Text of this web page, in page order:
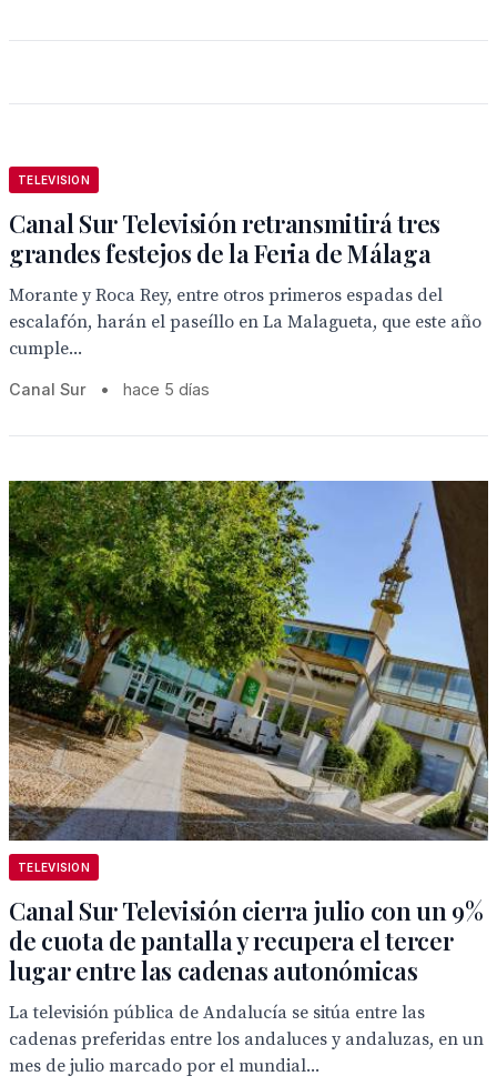
TELEVISION
Canal Sur Televisión retransmitirá tres
grandes festejos de la Feria de Málaga
Morante y Roca Rey, entre otros primeros espadas del
escalafón, harán el paseíllo en La Malagueta, que este año
cumple...
Canal Sur • hace 5 días
TELEVISION
Canal Sur Televisión cierra julio con un 9%
de cuota de pantalla y recupera el tercer
lugar entre las cadenas autonómicas
La televisión pública de Andalucía se sitúa entre las
cadenas preferidas entre los andaluces y andaluzas, en un
mes de julio marcado por el mundial...